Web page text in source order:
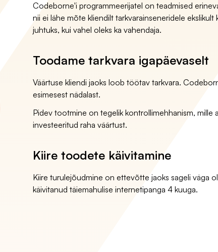
Codeborne'i programmeerijatel on teadmised
nii ei lähe mõte kliendilt tarkvarainseneridele
juhtuks, kui vahel oleks ka vahendaja.
Toodame tarkvara igapäevaselt
Väärtuse kliendi jaoks loob töötav tarkvara.
esimesest nädalast.
Pidev tootmine on tegelik kontrollimehhanism, mille
investeeritud raha väärtust.
Kiire toodete käivitamine
Kiire turulejõudmine on ettevõtte jaoks sageli väga
käivitanud täiemahulise internetipanga 4 kuuga.